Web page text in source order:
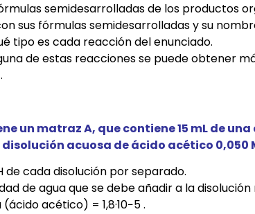
semidesarrolladas de los productos
sus fórmulas semidesarrolladas y su
tipo es cada reacción del enunciado.
de estas reacciones se puede obtener
un matraz A, que contiene 15 mL de
disolución acuosa de ácido acético 0,050
cada disolución por separado.
de agua que se debe añadir a la
acético) = 1,8·10−5 .